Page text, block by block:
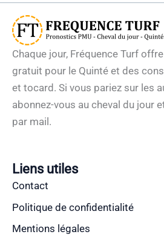
Chaque jour, Fréquence Turf
gratuit pour le Quinté et des
et tocard. Si vous pariez sur les
abonnez-vous au cheval du jour
par mail.
Liens utiles
Contact
Politique de confidentialité
Mentions légales